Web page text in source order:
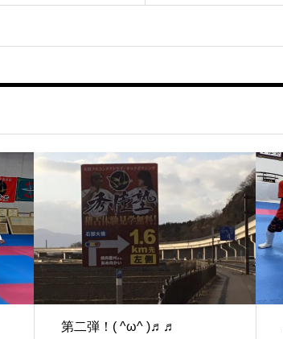
第二弾！( ^ω^ )♬♬